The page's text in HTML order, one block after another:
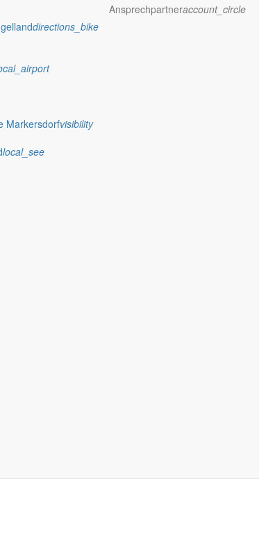
directions_bike
Markersdorfvisibility
local_see
Ansprechpartneraccount_circle
Rathaus Markersdorf viele Informationen online